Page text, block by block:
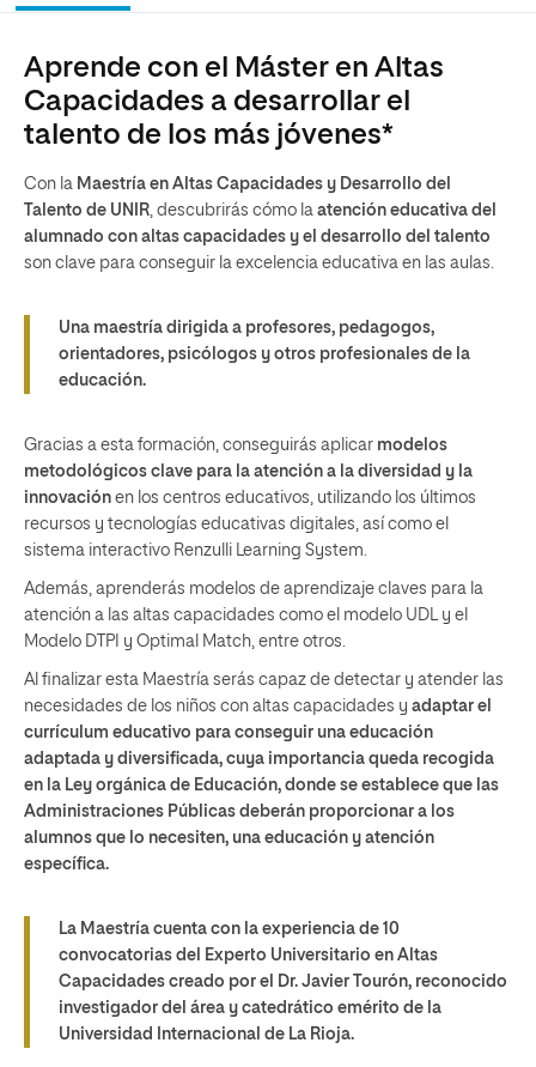
Aprende con el Máster en Altas
Capacidades a desarrollar el
talento de los más jóvenes*
Con la Maestría en Altas Capacidades y Desarrollo del
Talento de UNIR, descubrirás cómo la atención educativa del
alumnado con altas capacidades y el desarrollo del talento
son clave para conseguir la excelencia educativa en las aulas.
Una maestría dirigida a profesores, pedagogos,
orientadores, psicólogos y otros profesionales de la
educación.
Gracias a esta formación, conseguirás aplicar modelos
metodológicos clave para la atención a la diversidad y la
innovación en los centros educativos, utilizando los últimos
recursos y tecnologías educativas digitales, así como el
sistema interactivo Renzulli Learning System.
Además, aprenderás modelos de aprendizaje claves para la
atención a las altas capacidades como el modelo UDL y el
Modelo DTPI y Optimal Match, entre otros.
Al finalizar esta Maestría serás capaz de detectar y atender las
necesidades de los niños con altas capacidades y adaptar el
currículum educativo para conseguir una educación
adaptada y diversificada, cuya importancia queda recogida
en la Ley orgánica de Educación, donde se establece que las
Administraciones Públicas deberán proporcionar a los
alumnos que lo necesiten, una educación y atención
específica.
La Maestría cuenta con la experiencia de 10
convocatorias del Experto Universitario en Altas
Capacidades creado por el Dr. Javier Tourón, reconocido
investigador del área y catedrático emérito de la
Universidad Internacional de La Rioja.